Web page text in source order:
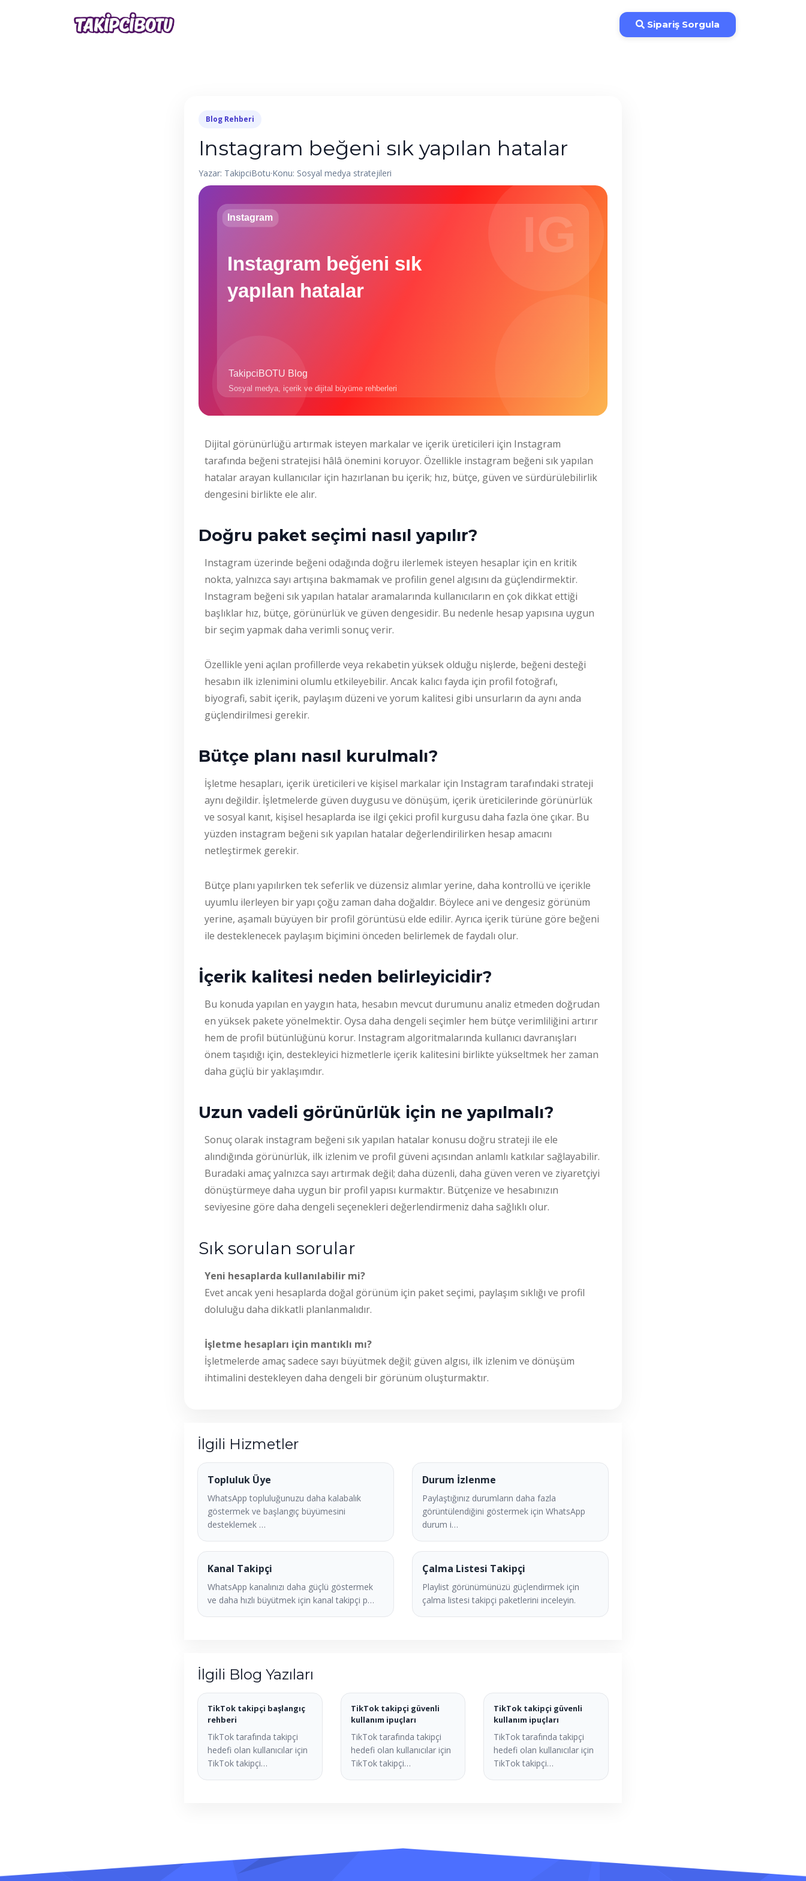
Sipariş Sorgula
Blog Rehberi
Instagram beğeni sık yapılan hatalar
Yazar: TakipciBotu·Konu: Sosyal medya stratejileri
Dijital görünürlüğü artırmak isteyen markalar ve içerik üreticileri için Instagram
tarafında beğeni stratejisi hâlâ önemini koruyor. Özellikle instagram beğeni sık yapılan
hatalar arayan kullanıcılar için hazırlanan bu içerik; hız, bütçe, güven ve sürdürülebilirlik
dengesini birlikte ele alır.
Doğru paket seçimi nasıl yapılır?
Instagram üzerinde beğeni odağında doğru ilerlemek isteyen hesaplar için en kritik
nokta, yalnızca sayı artışına bakmamak ve profilin genel algısını da güçlendirmektir.
Instagram beğeni sık yapılan hatalar aramalarında kullanıcıların en çok dikkat ettiği
başlıklar hız, bütçe, görünürlük ve güven dengesidir. Bu nedenle hesap yapısına uygun
bir seçim yapmak daha verimli sonuç verir.
Özellikle yeni açılan profillerde veya rekabetin yüksek olduğu nişlerde, beğeni desteği
hesabın ilk izlenimini olumlu etkileyebilir. Ancak kalıcı fayda için profil fotoğrafı,
biyografi, sabit içerik, paylaşım düzeni ve yorum kalitesi gibi unsurların da aynı anda
güçlendirilmesi gerekir.
Bütçe planı nasıl kurulmalı?
İşletme hesapları, içerik üreticileri ve kişisel markalar için Instagram tarafındaki strateji
aynı değildir. İşletmelerde güven duygusu ve dönüşüm, içerik üreticilerinde görünürlük
ve sosyal kanıt, kişisel hesaplarda ise ilgi çekici profil kurgusu daha fazla öne çıkar. Bu
yüzden instagram beğeni sık yapılan hatalar değerlendirilirken hesap amacını
netleştirmek gerekir.
Bütçe planı yapılırken tek seferlik ve düzensiz alımlar yerine, daha kontrollü ve içerikle
uyumlu ilerleyen bir yapı çoğu zaman daha doğaldır. Böylece ani ve dengesiz görünüm
yerine, aşamalı büyüyen bir profil görüntüsü elde edilir. Ayrıca içerik türüne göre beğeni
ile desteklenecek paylaşım biçimini önceden belirlemek de faydalı olur.
İçerik kalitesi neden belirleyicidir?
Bu konuda yapılan en yaygın hata, hesabın mevcut durumunu analiz etmeden doğrudan
en yüksek pakete yönelmektir. Oysa daha dengeli seçimler hem bütçe verimliliğini artırır
hem de profil bütünlüğünü korur. Instagram algoritmalarında kullanıcı davranışları
önem taşıdığı için, destekleyici hizmetlerle içerik kalitesini birlikte yükseltmek her zaman
daha güçlü bir yaklaşımdır.
Uzun vadeli görünürlük için ne yapılmalı?
Sonuç olarak instagram beğeni sık yapılan hatalar konusu doğru strateji ile ele
alındığında görünürlük, ilk izlenim ve profil güveni açısından anlamlı katkılar sağlayabilir.
Buradaki amaç yalnızca sayı artırmak değil; daha düzenli, daha güven veren ve ziyaretçiyi
dönüştürmeye daha uygun bir profil yapısı kurmaktır. Bütçenize ve hesabınızın
seviyesine göre daha dengeli seçenekleri değerlendirmeniz daha sağlıklı olur.
Sık sorulan sorular
Yeni hesaplarda kullanılabilir mi?
Evet ancak yeni hesaplarda doğal görünüm için paket seçimi, paylaşım sıklığı ve profil
doluluğu daha dikkatli planlanmalıdır.
İşletme hesapları için mantıklı mı?
İşletmelerde amaç sadece sayı büyütmek değil; güven algısı, ilk izlenim ve dönüşüm
ihtimalini destekleyen daha dengeli bir görünüm oluşturmaktır.
İlgili Hizmetler
Topluluk Üye
WhatsApp topluluğunuzu daha kalabalık
göstermek ve başlangıç büyümesini
desteklemek …
Durum İzlenme
Paylaştığınız durumların daha fazla
görüntülendiğini göstermek için WhatsApp
durum i…
Kanal Takipçi
WhatsApp kanalınızı daha güçlü göstermek
ve daha hızlı büyütmek için kanal takipçi p…
Çalma Listesi Takipçi
Playlist görünümünüzü güçlendirmek için
çalma listesi takipçi paketlerini inceleyin.
İlgili Blog Yazıları
TikTok takipçi başlangıç
rehberi
TikTok tarafında takipçi
hedefi olan kullanıcılar için
TikTok takipçi…
TikTok takipçi güvenli
kullanım ipuçları
TikTok tarafında takipçi
hedefi olan kullanıcılar için
TikTok takipçi…
TikTok takipçi güvenli
kullanım ipuçları
TikTok tarafında takipçi
hedefi olan kullanıcılar için
TikTok takipçi…